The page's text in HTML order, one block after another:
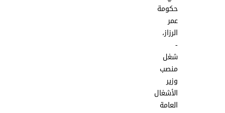
حكومة
عمر
الرزاز،
-
شغل
منصب
وزير
الأشغال
العامة